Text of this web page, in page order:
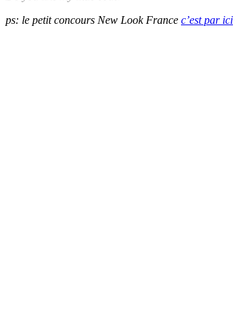
ps: le petit concours New Look France c’est par ici